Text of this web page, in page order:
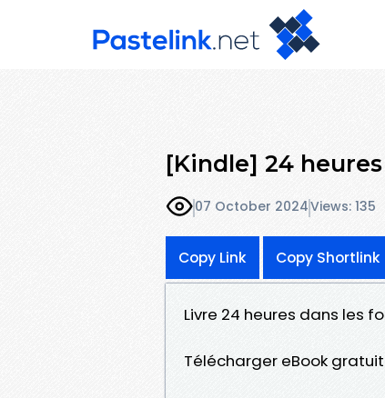
[Kindle] 24
07 October 2024Views: 135
Copy Link Copy Shortlink
Livre 24 heures dans les
Télécharger eBook